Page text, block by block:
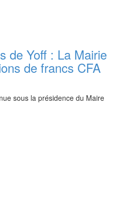
de Yoff : La Mairie
de francs CFA
sous la présidence du Maire